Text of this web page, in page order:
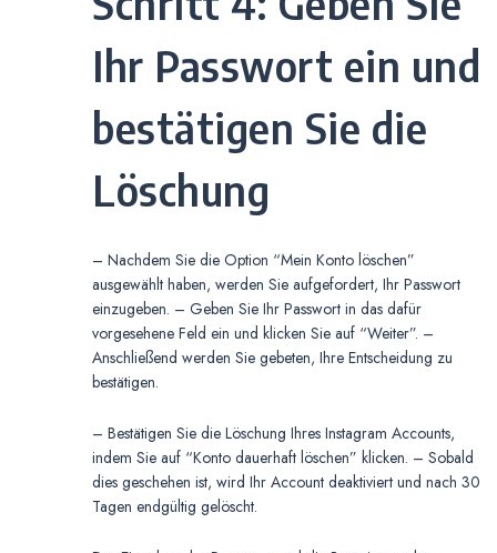
Ihr Passwort ein und
bestätigen Sie die
Löschung
– Nachdem Sie die Option “Mein Konto löschen”
ausgewählt haben, werden Sie aufgefordert, Ihr Passwort
einzugeben. – Geben Sie Ihr Passwort in das dafür
vorgesehene Feld ein und klicken Sie auf “Weiter”. –
Anschließend werden Sie gebeten, Ihre Entscheidung zu
bestätigen.
– Bestätigen Sie die Löschung Ihres Instagram Accounts,
indem Sie auf “Konto dauerhaft löschen” klicken. – Sobald
dies geschehen ist, wird Ihr Account deaktiviert und nach 30
Tagen endgültig gelöscht.